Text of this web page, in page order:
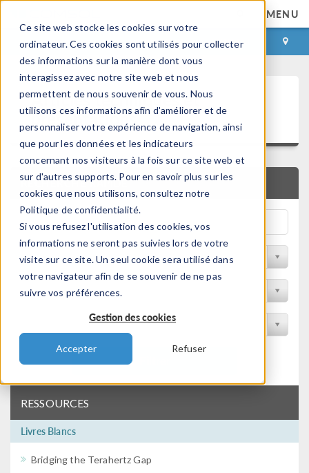
Ce site web stocke les cookies sur votre
ordinateur. Ces cookies sont utilisés pour collecter
des informations sur la manière dont vous
interagissez avec notre site web et nous
permettent de nous souvenir de vous. Nous
utilisons ces informations afin d'améliorer et de
personnaliser votre expérience de navigation, ainsi
que pour les données et les indicateurs
concernant nos visiteurs à la fois sur ce site web et
sur d'autres supports. Pour en savoir plus sur les
cookies que nous utilisons, consultez notre
Politique de confidentialité.
Si vous refusez l'utilisation des cookies, vos
informations ne seront pas suivies lors de votre
visite sur ce site. Un seul cookie sera utilisé dans
votre navigateur afin de se souvenir de ne pas
suivre vos préférences.
Gestion des cookies
Accepter Refuser
MENU
CONNEXION CONTACT
Articles techniques et
présentations
RECHERCHE RAPIDE
Filtrer par domaine physique
Filtrer par Industrie
Filtrer par conférence
RESSOURCES
Livres Blancs
Bridging the Terahertz Gap